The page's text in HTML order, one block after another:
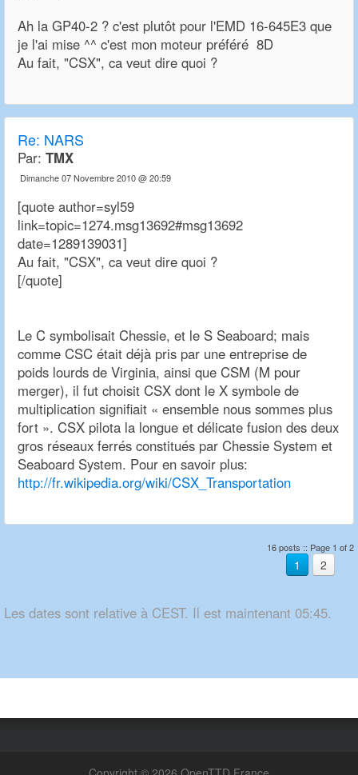
Ah la GP40-2 ? c'est plutôt pour l'EMD 16-645E3 que
je l'ai mise ^^ c'est mon moteur préféré 8D
Au fait, "CSX", ca veut dire quoi ?
Re: NARS
Par: TMX
Dimanche 07 Novembre 2010 @ 20:59
[quote author=syl59
link=topic=1274.msg13692#msg13692
date=1289139031]
Au fait, "CSX", ca veut dire quoi ?
[/quote]
Le C symbolisait Chessie, et le S Seaboard; mais
comme CSC était déjà pris par une entreprise de
poids lourds de Virginia, ainsi que CSM (M pour
merger), il fut choisit CSX dont le X symbole de
multiplication signifiait « ensemble nous sommes plus
fort ». CSX pilota la longue et délicate fusion des deux
gros réseaux ferrés constitués par Chessie System et
Seaboard System. Pour en savoir plus:
http://fr.wikipedia.org/wiki/CSX_Transportation
16 posts :: Page 1 of 2
1 2
Les dates sont relative à CEST. Il est maintenant 05:45.